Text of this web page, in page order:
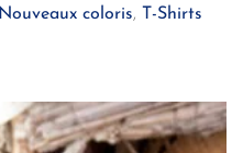
Nouveaux coloris,
T-Shirts